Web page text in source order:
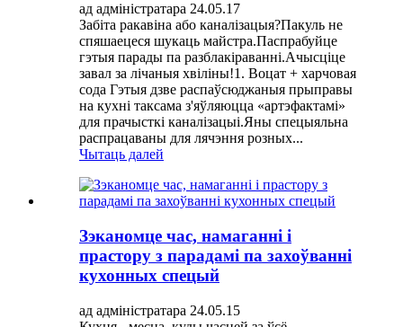
ад адміністратара 24.05.17
Забіта ракавіна або каналізацыя?Пакуль не
спяшаецеся шукаць майстра.Паспрабуйце
гэтыя парады па разблакіраванні.Ачысціце
завал за лічаныя хвіліны!1. Воцат + харчовая
сода Гэтыя дзве распаўсюджаныя прыправы
на кухні таксама з'яўляюцца «артэфактамі»
для прачысткі каналізацыі.Яны спецыяльна
распрацаваны для лячэння розных...
Чытаць далей
Зэканомце час, намаганні і
прастору з парадамі па захоўванні
кухонных спецый
ад адміністратара 24.05.15